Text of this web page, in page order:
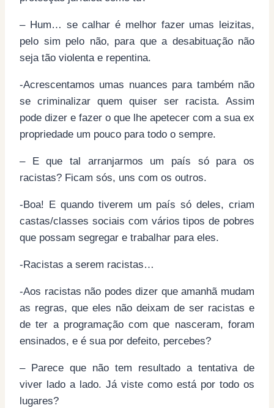
– Hum… se calhar é melhor fazer umas leizitas,
pelo sim pelo não, para que a desabituação não
seja tão violenta e repentina.
-Acrescentamos umas nuances para também não
se criminalizar quem quiser ser racista. Assim
pode dizer e fazer o que lhe apetecer com a sua ex
propriedade um pouco para todo o sempre.
– E que tal arranjarmos um país só para os
racistas? Ficam sós, uns com os outros.
-Boa! E quando tiverem um país só deles, criam
castas/classes sociais com vários tipos de pobres
que possam segregar e trabalhar para eles.
-Racistas a serem racistas…
-Aos racistas não podes dizer que amanhã mudam
as regras, que eles não deixam de ser racistas e
de ter a programação com que nasceram, foram
ensinados, e é sua por defeito, percebes?
– Parece que não tem resultado a tentativa de
viver lado a lado. Já viste como está por todo os
lugares?